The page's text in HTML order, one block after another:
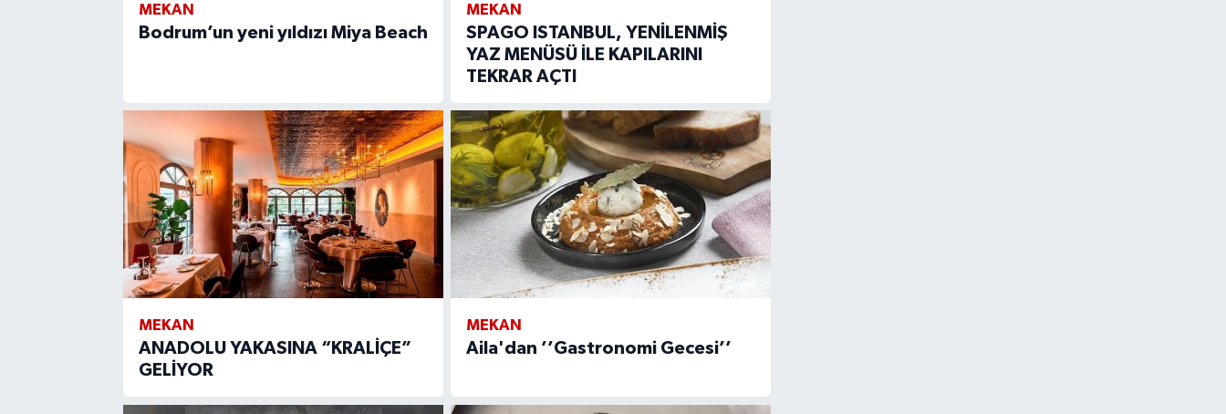
MEKAN
Bodrum’un yeni yıldızı Miya Beach
MEKAN
SPAGO ISTANBUL, YENİLENMİŞ
YAZ MENÜSÜ İLE KAPILARINI
TEKRAR AÇTI
MEKAN
ANADOLU YAKASINA “KRALİÇE”
GELİYOR
MEKAN
Aila'dan ’’Gastronomi Gecesi’’